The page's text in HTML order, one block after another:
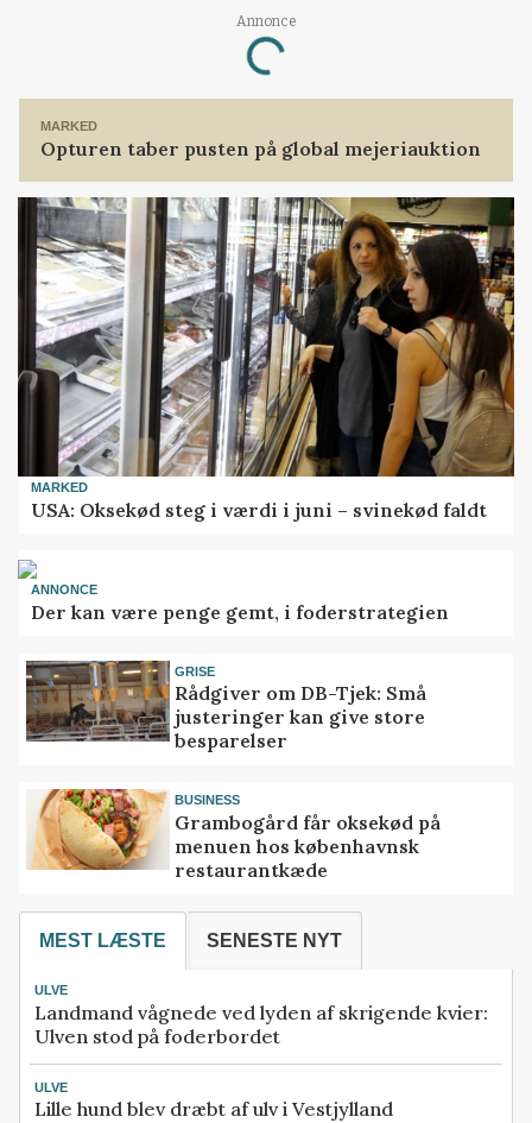
Annonce
Loading...
MARKED
Opturen taber pusten på global mejeriauktion
MARKED
USA: Oksekød steg i værdi i juni – svinekød faldt
ANNONCE
Der kan være penge gemt, i foderstrategien
GRISE
Rådgiver om DB-Tjek: Små
justeringer kan give store
besparelser
BUSINESS
Grambogård får oksekød på
menuen hos københavnsk
restaurantkæde
MEST LÆSTE SENESTE NYT
ULVE
Landmand vågnede ved lyden af skrigende kvier:
Ulven stod på foderbordet
ULVE
Lille hund blev dræbt af ulv i Vestjylland